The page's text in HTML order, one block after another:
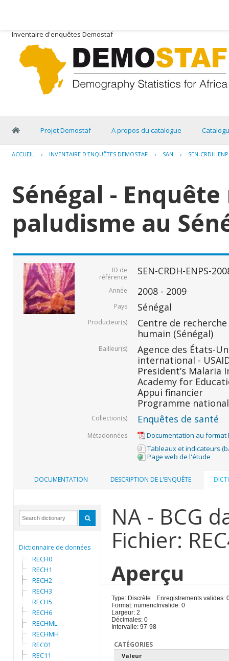
Inventaire d'enquêtes Demostaf
Projet Demostaf A propos du catalogue
ACCUEIL › INVENTAIRE D'ENQUÊTES DEMOSTAF › SAN › SEN-CRDH-
Sénégal -
paludisme au
ID de
référence
SEN-CRDH-ENPS-
Année 2008 - 2009
Pays Sénégal
Producteur(s)
Centre de
humain (Sénégal)
Bailleur(s)
Agence des États-
international -
President’s Malaria
Academy for
Appui financier
Programme
Collection(s) Enquêtes de santé
Métadonnées
Documentation au format
Tableaux et indicateurs
Page web de l'étude
DOCUMENTATION DESCRIPTION DE L'ENQUÊTE
Dictionnaire de données
RECH0
RECH1
RECH2
RECH3
RECH5
RECH6
RECHML
RECHMH
REC01
REC11
NA - BCG
Fichier:
Aperçu
Type: Discrète
Format: numeric
Largeur: 2
Décimales: 0
Intervalle: 97-98
Enregistrements valides:
Invalide: 0
CATÉGORIES
Valeur